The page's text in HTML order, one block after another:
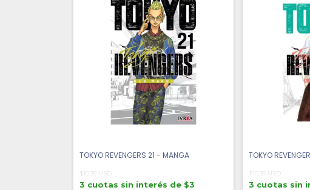
TOKYO REVENGERS 21 - MANGA
$10.35 USD
3 cuotas sin interés de $3
TOKYO
$10.35 USD
3 cuotas sin